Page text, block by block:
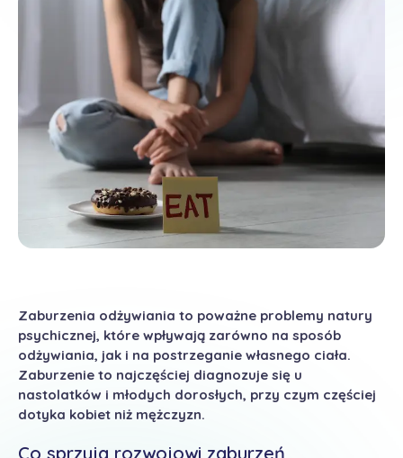
Zaburzenia odżywiania to poważne problemy natury
psychicznej, które wpływają zarówno na sposób
odżywiania, jak i na postrzeganie własnego ciała.
Zaburzenie to najczęściej diagnozuje się u
nastolatków i młodych dorosłych, przy czym częściej
dotyka kobiet niż mężczyzn.
Co sprzyja rozwojowi zaburzeń